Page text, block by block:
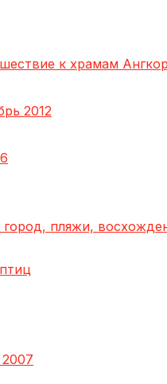
к храмам
2012
пляжи,